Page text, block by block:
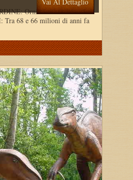
Ornithischia PERIODO:
Tra 68 e 66 milioni di anni fa